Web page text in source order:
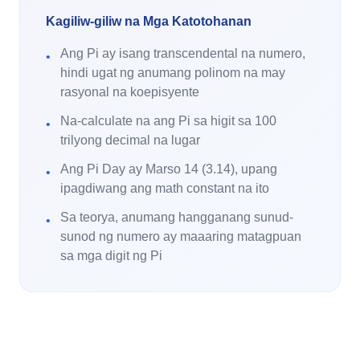
Kagiliw-giliw na Mga Katotohanan
•
Ang Pi ay isang transcendental na numero,
hindi ugat ng anumang polinom na may
rasyonal na koepisyente
•
Na-calculate na ang Pi sa higit sa 100
trilyong decimal na lugar
•
Ang Pi Day ay Marso 14 (3.14), upang
ipagdiwang ang math constant na ito
•
Sa teorya, anumang hangganang sunud-
sunod ng numero ay maaaring matagpuan
sa mga digit ng Pi